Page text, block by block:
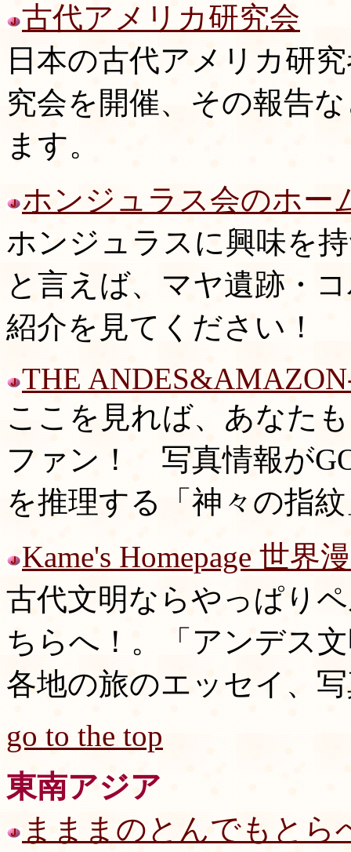
古代アメリカ研究会
日本の古代アメリカ研
究会を開催、その報告
ます。
ホンジュラス会のホー
ホンジュラスに興味を
と言えば、マヤ遺跡・
紹介を見てください！
THE
ここを見れば、あなた
ファン！ 写真情報が
を推理する「神々の指
Kame's Homepage 世
古代文明ならやっぱり
ちらへ！。「アンデス
各地の旅のエッセイ、
go to the top
東南アジア
まままのとんでもとら